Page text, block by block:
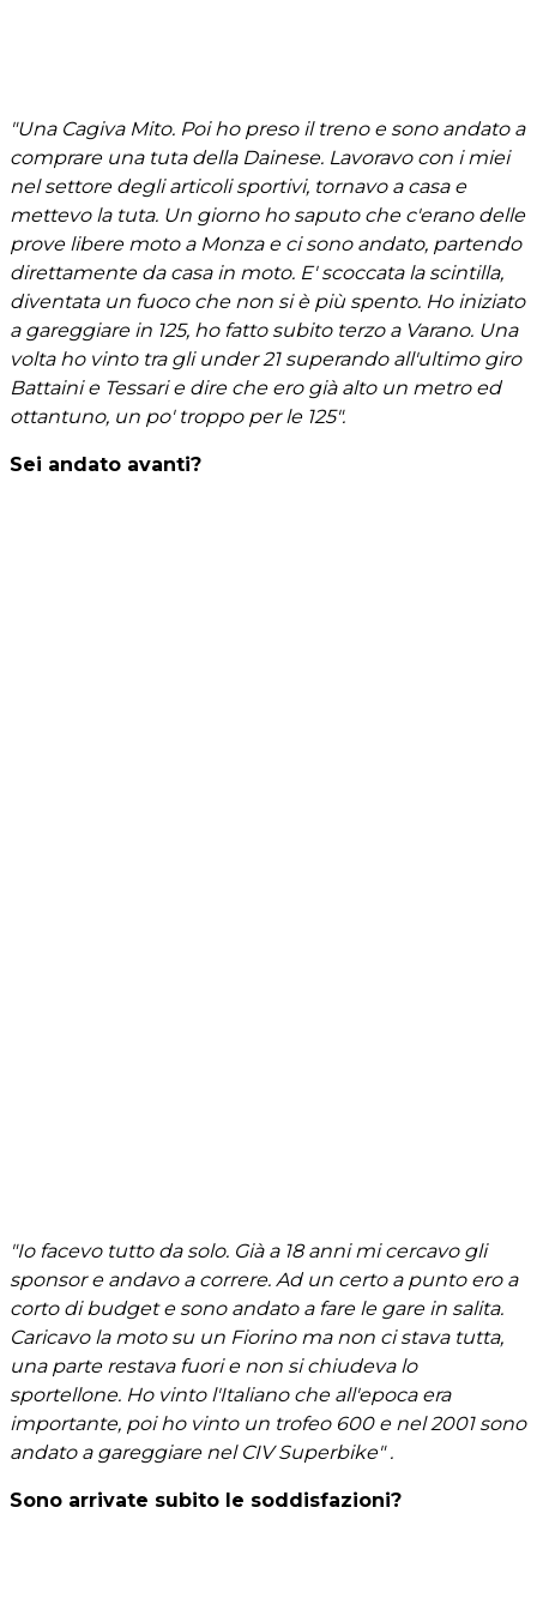
"Una Cagiva Mito. Poi ho preso il treno e sono andato a
comprare una tuta della Dainese. Lavoravo con i miei
nel settore degli articoli sportivi, tornavo a casa e
mettevo la tuta. Un giorno ho saputo che c'erano delle
prove libere moto a Monza e ci sono andato, partendo
direttamente da casa in moto. E' scoccata la scintilla,
diventata un fuoco che non si è più spento. Ho iniziato
a gareggiare in 125, ho fatto subito terzo a Varano. Una
volta ho vinto tra gli under 21 superando all'ultimo giro
Battaini e Tessari e dire che ero già alto un metro ed
ottantuno, un po' troppo per le 125".
Sei andato avanti?
"Io facevo tutto da solo. Già a 18 anni mi cercavo gli
sponsor e andavo a correre. Ad un certo a punto ero a
corto di budget e sono andato a fare le gare in salita.
Caricavo la moto su un Fiorino ma non ci stava tutta,
una parte restava fuori e non si chiudeva lo
sportellone. Ho vinto l'Italiano che all'epoca era
importante, poi ho vinto un trofeo 600 e nel 2001 sono
andato a gareggiare nel CIV Superbike" .
Sono arrivate subito le soddisfazioni?